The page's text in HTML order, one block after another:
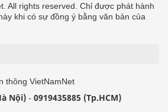
All rights reserved. Chỉ được phát hành
khi có sự đồng ý bằng văn bản của
thông VietNamNet
Nội) - 0919435885 (Tp.HCM)